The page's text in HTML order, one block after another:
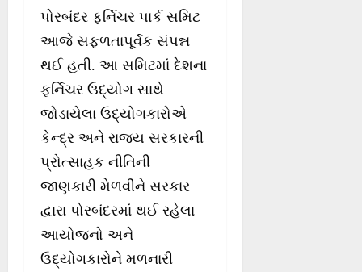
પોરબંદર ફર્નિચર પાર્ક સમિટ
આજે સફળતાપૂર્વક સંપન્ન
થઈ હતી. આ સમિટમાં દેશના
ફર્નિચર ઉદ્યોગ સાથે
જોડાયેલા ઉદ્યોગકારોએ
કેન્દ્ર અને રાજ્ય સરકારની
પ્રોત્સાહક નીતિની
જાણકારી મેળવીને સરકાર
દ્વારા પોરબંદરમાં થઈ રહેલા
આયોજનો અને
ઉદ્યોગકારોને મળનારી